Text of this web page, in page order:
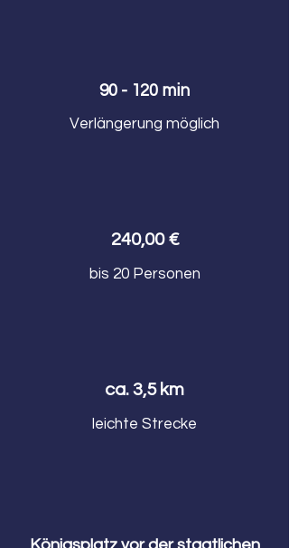
90 - 120 min
Verlängerung möglich
240,00 €
bis 20 Personen
ca. 3,5 km
leichte Strecke